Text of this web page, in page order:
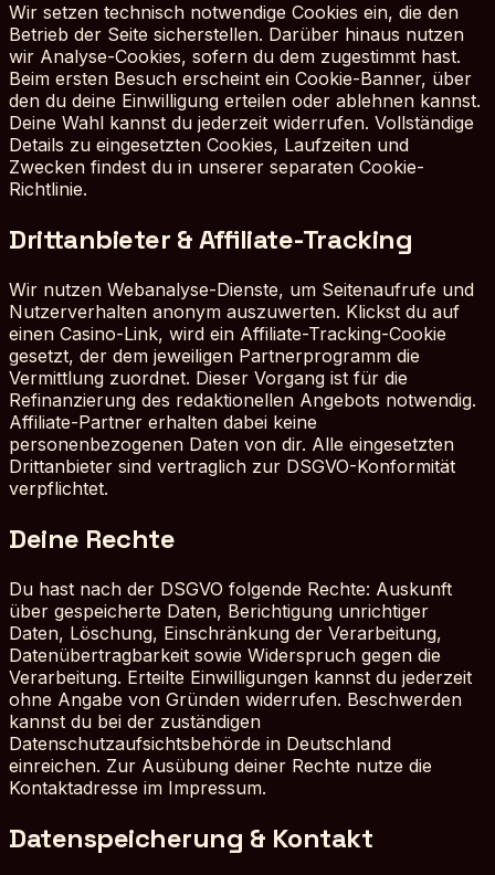
Wir setzen technisch notwendige Cookies ein, die den
Betrieb der Seite sicherstellen. Darüber hinaus nutzen
wir Analyse-Cookies, sofern du dem zugestimmt hast.
Beim ersten Besuch erscheint ein Cookie-Banner, über
den du deine Einwilligung erteilen oder ablehnen kannst.
Deine Wahl kannst du jederzeit widerrufen. Vollständige
Details zu eingesetzten Cookies, Laufzeiten und
Zwecken findest du in unserer separaten Cookie-
Richtlinie.
Drittanbieter & Affiliate-Tracking
Wir nutzen Webanalyse-Dienste, um Seitenaufrufe und
Nutzerverhalten anonym auszuwerten. Klickst du auf
einen Casino-Link, wird ein Affiliate-Tracking-Cookie
gesetzt, der dem jeweiligen Partnerprogramm die
Vermittlung zuordnet. Dieser Vorgang ist für die
Refinanzierung des redaktionellen Angebots notwendig.
Affiliate-Partner erhalten dabei keine
personenbezogenen Daten von dir. Alle eingesetzten
Drittanbieter sind vertraglich zur DSGVO-Konformität
verpflichtet.
Deine Rechte
Du hast nach der DSGVO folgende Rechte: Auskunft
über gespeicherte Daten, Berichtigung unrichtiger
Daten, Löschung, Einschränkung der Verarbeitung,
Datenübertragbarkeit sowie Widerspruch gegen die
Verarbeitung. Erteilte Einwilligungen kannst du jederzeit
ohne Angabe von Gründen widerrufen. Beschwerden
kannst du bei der zuständigen
Datenschutzaufsichtsbehörde in Deutschland
einreichen. Zur Ausübung deiner Rechte nutze die
Kontaktadresse im Impressum.
Datenspeicherung & Kontakt